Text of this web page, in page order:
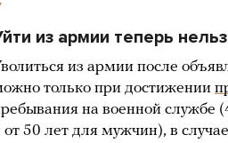
из армии теперь
из армии после
только при достижении
на военной службе
от 50 лет для мужчин), в